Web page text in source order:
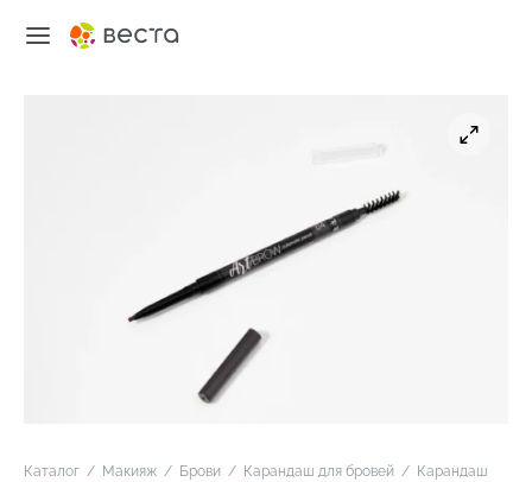
Каталог / Макияж / Брови / Карандаш для бровей / Карандаш